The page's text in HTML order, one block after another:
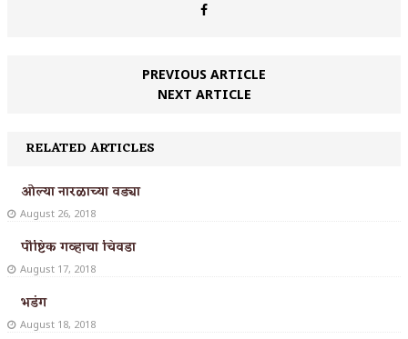
PREVIOUS ARTICLE
NEXT ARTICLE
RELATED ARTICLES
ओल्या नारळाच्या वड्या
August 26, 2018
पौष्टिक गव्हाचा चिवडा
August 17, 2018
भडंग
August 18, 2018